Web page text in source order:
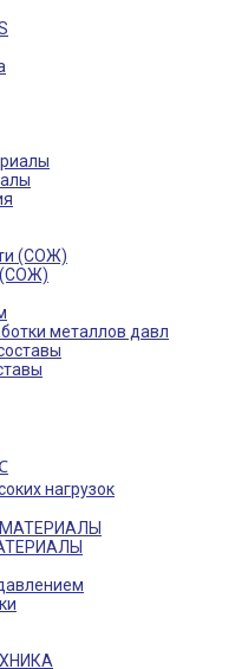
(СОЖ)
металлов давл
нагрузок